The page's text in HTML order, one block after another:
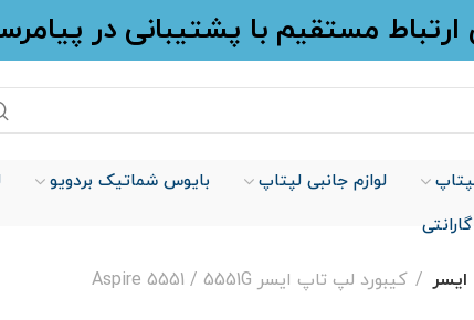
ارتباط مستقیم با پشتیبانی در
لوازم جانبی لپتاپ بایوس شماتیک بردویو
ایسر کیبورد لپ تاپ ایسر Aspire 5551 / 5551G